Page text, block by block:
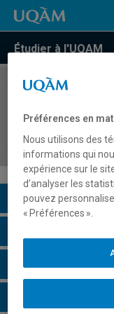
Étudier à l'UQAM
COURS//
et gestion de
formation
Description du
Horaire - Automne
Préférences en
Nous utilisons des
informations qui
expérience sur le
d’analyser les
pouvez
« Préférences ».